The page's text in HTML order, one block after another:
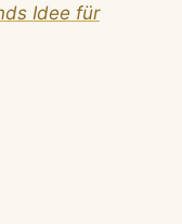
Idee für